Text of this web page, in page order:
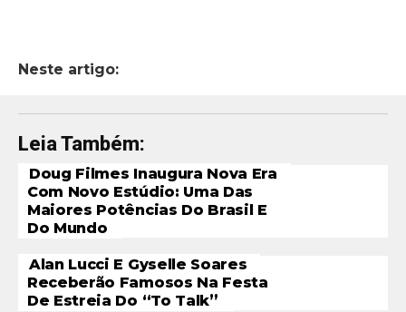
Neste artigo:
Leia Também:
Doug Filmes Inaugura Nova Era
Com Novo Estúdio: Uma Das
Maiores Potências Do Brasil E
Do Mundo
Alan Lucci E Gyselle Soares
Receberão Famosos Na Festa
De Estreia Do “To Talk”